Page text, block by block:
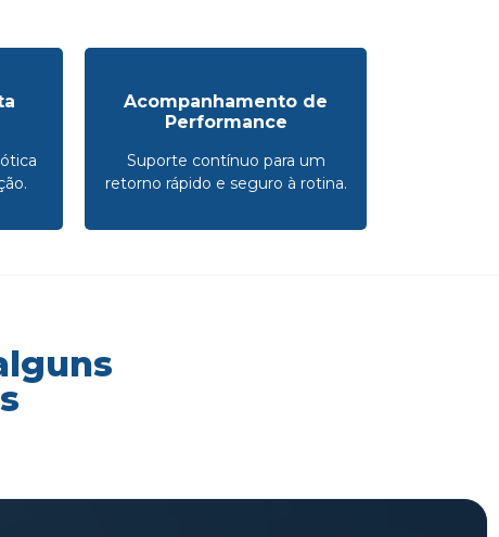
Acompanhamento de
Performance
Suporte contínuo para um
retorno rápido e seguro à rotina.